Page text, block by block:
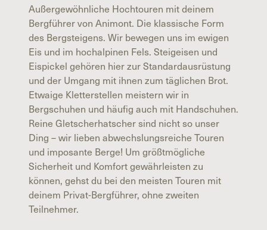
Außergewöhnliche Hochtouren mit deinem
Bergführer von Animont. Die klassische Form
des Bergsteigens. Wir bewegen uns im ewigen
Eis und im hochalpinen Fels. Steigeisen und
Eispickel gehören hier zur Standardausrüstung
und der Umgang mit ihnen zum täglichen Brot.
Etwaige Kletterstellen meistern wir in
Bergschuhen und häufig auch mit Handschuhen.
Reine Gletscherhatscher sind nicht so unser
Ding – wir lieben abwechslungsreiche Touren
und imposante Berge! Um größtmögliche
Sicherheit und Komfort gewährleisten zu
können, gehst du bei den meisten Touren mit
deinem Privat-Bergführer, ohne zweiten
Teilnehmer.